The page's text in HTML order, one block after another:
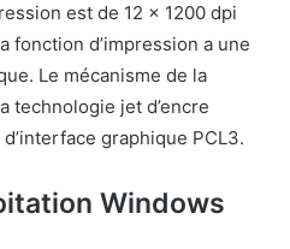
est de 12 x 1200 dpi
fonction d’impression a une
Le mécanisme de la
technologie jet d’encre
graphique PCL3.
Windows